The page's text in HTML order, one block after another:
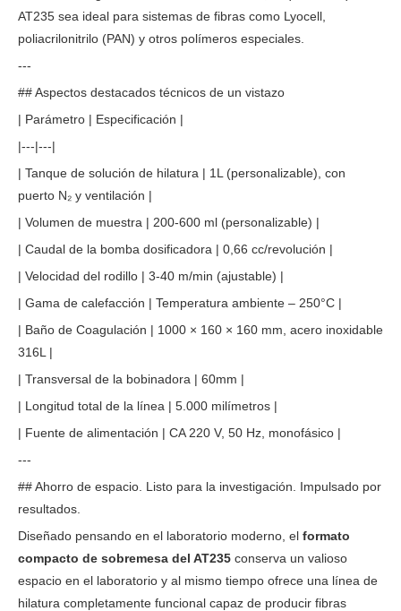
AT235 sea ideal para sistemas de fibras como Lyocell,
poliacrilonitrilo (PAN) y otros polímeros especiales.
---
## Aspectos destacados técnicos de un vistazo
| Parámetro | Especificación |
|---|---|
| Tanque de solución de hilatura | 1L (personalizable), con
puerto N₂ y ventilación |
| Volumen de muestra | 200-600 ml (personalizable) |
| Caudal de la bomba dosificadora | 0,66 cc/revolución |
| Velocidad del rodillo | 3-40 m/min (ajustable) |
| Gama de calefacción | Temperatura ambiente – 250°C |
| Baño de Coagulación | 1000 × 160 × 160 mm, acero inoxidable
316L |
| Transversal de la bobinadora | 60mm |
| Longitud total de la línea | 5.000 milímetros |
| Fuente de alimentación | CA 220 V, 50 Hz, monofásico |
---
## Ahorro de espacio. Listo para la investigación. Impulsado por
resultados.
Diseñado pensando en el laboratorio moderno, el formato
compacto de sobremesa del AT235 conserva un valioso
espacio en el laboratorio y al mismo tiempo ofrece una línea de
hilatura completamente funcional capaz de producir fibras